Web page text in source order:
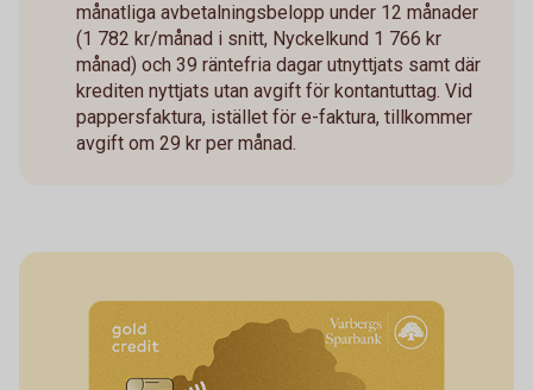
månatliga avbetalningsbelopp under 12 månader
(1 782 kr/månad i snitt, Nyckelkund 1 766 kr
månad) och 39 räntefria dagar utnyttjats samt där
krediten nyttjats utan avgift för kontantuttag. Vid
pappersfaktura, istället för e-faktura, tillkommer
avgift om 29 kr per månad.